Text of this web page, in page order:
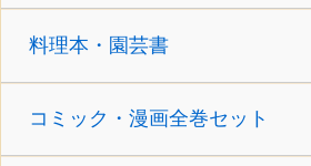
料理本・園芸書
コミック・漫画全巻セット